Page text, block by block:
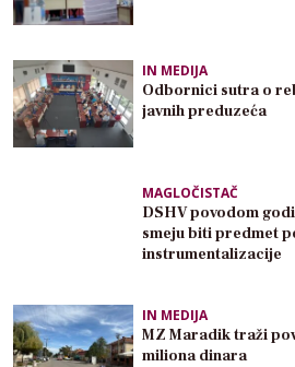
IN MEDIJA
Odbornici sutra o
javnih preduzeća
MAGLOČISTAČ
DSHV povodom
smeju biti predmet
instrumentalizacije
IN MEDIJA
MZ Maradik traži
miliona dinara